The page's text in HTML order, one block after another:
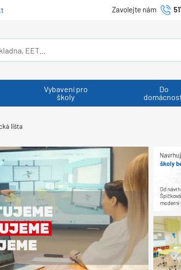
Zavolejte nám
Vybavení pro
školy
Do
lišta